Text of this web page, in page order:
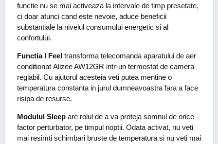
functie nu se mai activeaza la intervale de timp presetate,
ci doar atunci cand este nevoie, aduce beneficii
substantiale la nivelul consumului energetic si al
confortului.
Functia I Feel transforma telecomanda aparatului de aer
conditionat Alizee AW12GR intr-un termostat de camera
reglabil. Cu ajutorul acesteia veti putea mentine o
temperatura constanta in jurul dumneavoastra fara a face
risipa de resurse.
Modulul Sleep are rolul de a va proteja somnul de orice
factor perturbator, pe timpul noptii. Odata activat, nu veti
mai resimti schimbari bruste de temperatura si nu veti mai